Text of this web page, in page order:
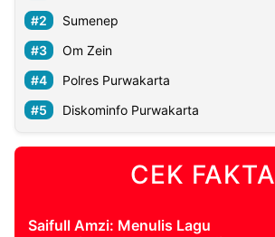
Sumenep
Om Zein
Polres Purwakarta
Diskominfo Purwakarta
CEK FAKTA
Saifull Amzi: Menulis Lagu